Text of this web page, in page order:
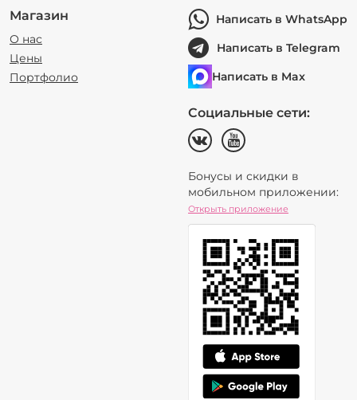
Магазин
О нас
Цены
Портфолио
Написать в WhatsApp
Написать в Telegram
Написать в Max
Социальные сети:
Бонусы и скидки в
мобильном приложении:
Открыть приложение